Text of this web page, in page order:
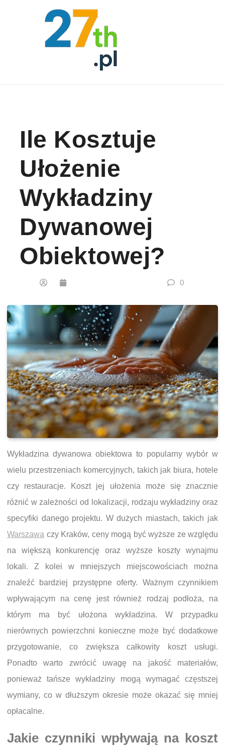
Ile Kosztuje
Ułożenie
Wykładziny
Dywanowej
Obiektowej?
0
Wykładzina dywanowa obiektowa to popularny wybór w
wielu przestrzeniach komercyjnych, takich jak biura, hotele
czy restauracje. Koszt jej ułożenia może się znacznie
różnić w zależności od lokalizacji, rodzaju wykładziny oraz
specyfiki danego projektu. W dużych miastach, takich jak
Warszawa czy Kraków, ceny mogą być wyższe ze względu
na większą konkurencję oraz wyższe koszty wynajmu
lokali. Z kolei w mniejszych miejscowościach można
znaleźć bardziej przystępne oferty. Ważnym czynnikiem
wpływającym na cenę jest również rodzaj podłoża, na
którym ma być ułożona wykładzina. W przypadku
nierównych powierzchni konieczne może być dodatkowe
przygotowanie, co zwiększa całkowity koszt usługi.
Ponadto warto zwrócić uwagę na jakość materiałów,
ponieważ tańsze wykładziny mogą wymagać częstszej
wymiany, co w dłuższym okresie może okazać się mniej
opłacalne.
Jakie czynniki wpływają na koszt